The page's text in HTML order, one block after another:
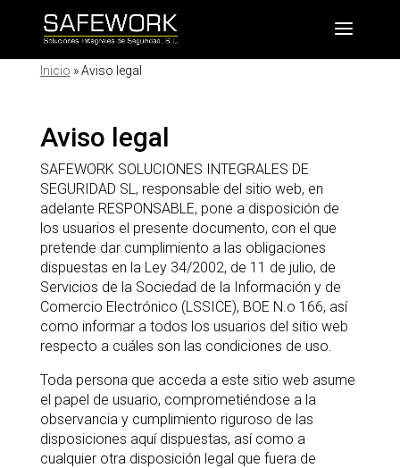
Inicio »Aviso legal
Aviso legal
SAFEWORK SOLUCIONES INTEGRALES DE
SEGURIDAD SL, responsable del sitio web, en
adelante RESPONSABLE, pone a disposición de
los usuarios el presente documento, con el que
pretende dar cumplimiento a las obligaciones
dispuestas en la Ley 34/2002, de 11 de julio, de
Servicios de la Sociedad de la Información y de
Comercio Electrónico (LSSICE), BOE N.o 166, así
como informar a todos los usuarios del sitio web
respecto a cuáles son las condiciones de uso.
Toda persona que acceda a este sitio web asume
el papel de usuario, comprometiéndose a la
observancia y cumplimiento riguroso de las
disposiciones aquí dispuestas, así como a
cualquier otra disposición legal que fuera de